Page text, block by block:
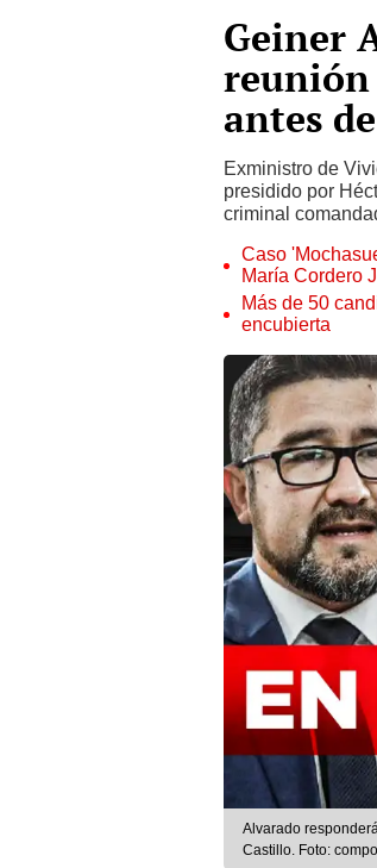
Geiner
reunión
antes
Exministro de
presidido por
criminal
Caso
María Cordero
Más de 50
encubierta
Alvarado
Castillo. Foto: